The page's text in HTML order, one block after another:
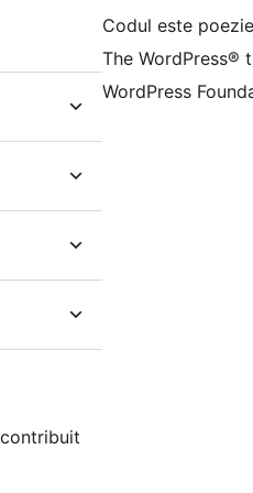
Codul este
The WordPress®
WordPress